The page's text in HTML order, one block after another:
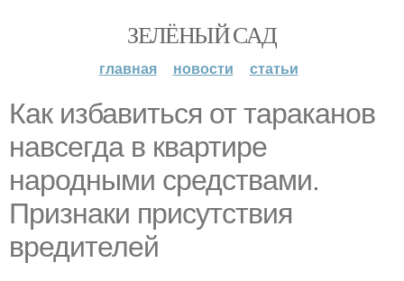
ЗЕЛЁНЫЙ САД
главная новости статьи
Как избавиться от тараканов
навсегда в квартире
народными средствами.
Признаки присутствия
вредителей